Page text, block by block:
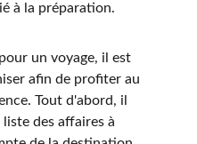
à la préparation.
un voyage, il est
afin de profiter au
Tout d'abord, il
des affaires à